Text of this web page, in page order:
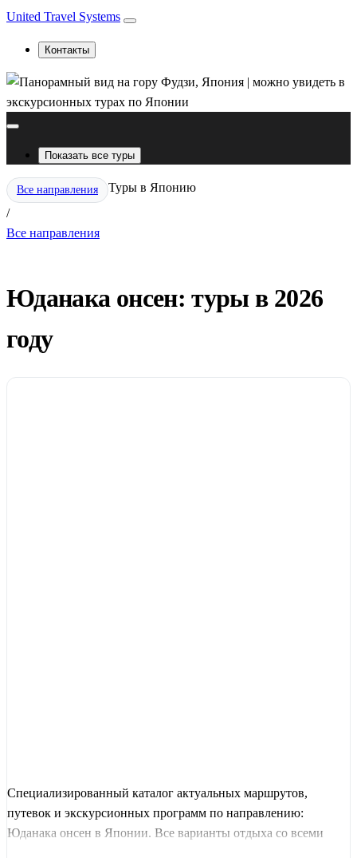
United Travel Systems
Контакты
Показать все туры
Все направления
/
Туры в Японию
Все направления
Юданака онсен: туры в 2026
году
Специализированный каталог актуальных маршрутов,
путевок и экскурсионных программ по направлению:
Юданака онсен в Японии. Все варианты отдыха со всеми